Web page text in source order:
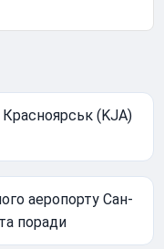
(KJA)
аеропорту Сан-
поради